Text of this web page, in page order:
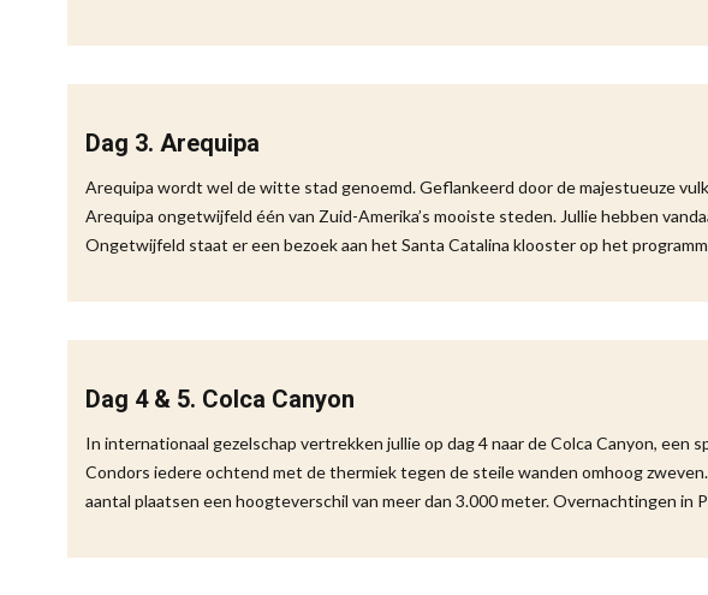
Dag 3. Arequipa
Arequipa wordt wel de witte stad genoemd. Geflankeerd door de majestueuze
Arequipa ongetwijfeld één van Zuid-Amerika’s mooiste steden. Jullie hebben
Ongetwijfeld staat er een bezoek aan het Santa Catalina klooster op het
Dag 4 & 5. Colca Canyon
In internationaal gezelschap vertrekken jullie op dag 4 naar de Colca Canyon, een
Condors iedere ochtend met de thermiek tegen de steile wanden omhoog
aantal plaatsen een hoogteverschil van meer dan 3.000 meter. Overnachtingen in